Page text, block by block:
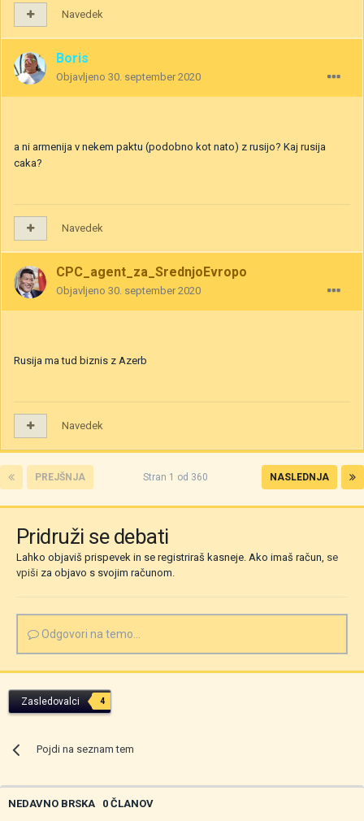
Navedek
Boris
Objavljeno 30. september 2020
a ni armenija v nekem paktu (podobno kot nato) z rusijo? Kaj rusija
caka?
Navedek
CPC_agent_za_SrednjoEvropo
Objavljeno 30. september 2020
Rusija ma tud biznis z Azerb
Navedek
PREJŠNJA NASLEDNJA
Stran 1 od 360
Pridruži se debati
Lahko objaviš prispevek in se registriraš kasneje. Ako imaš račun, se
vpiši za objavo s svojim računom.
Odgovori na temo...
Zasledovalci 4
Pojdi na seznam tem
NEDAVNO BRSKA 0 ČLANOV